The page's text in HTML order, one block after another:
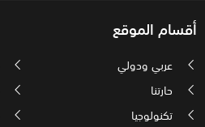
أقسام الموقع
عربي ودولي
حارتنا
تكنولوجيا